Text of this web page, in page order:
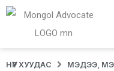
НҮҮР ХУУДАС МЭДЭЭ,